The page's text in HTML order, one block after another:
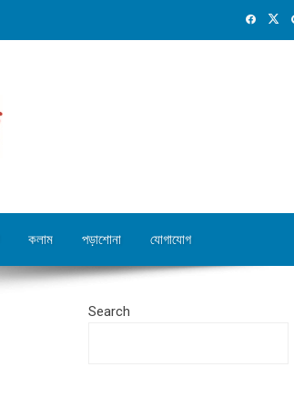
কলাম পড়াশোনা যোগাযোগ
Search